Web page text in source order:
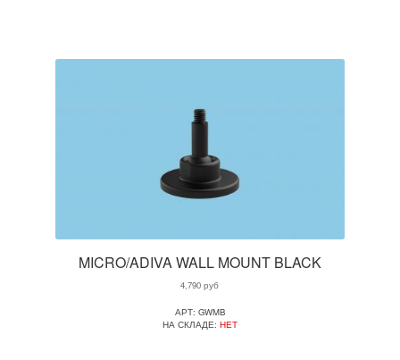
MICRO/ADIVA WALL MOUNT BLACK
4,790 руб
АРТ: GWMB
НА СКЛАДЕ: НЕТ